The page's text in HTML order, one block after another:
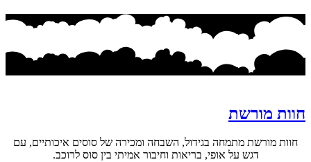
חוות מורשת
חוות מורשת מתמחה בגידול, השבחה ומכירה של סוסים איכותיים, עם
דגש על אופי, בריאות וחיבור אמיתי בין סוס לרוכב.